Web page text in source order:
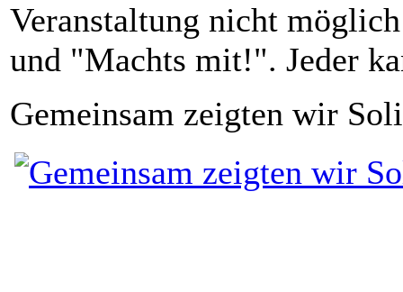
Veranstaltung nicht
und "Machts mit!". Jeder
Gemeinsam zeigten wir